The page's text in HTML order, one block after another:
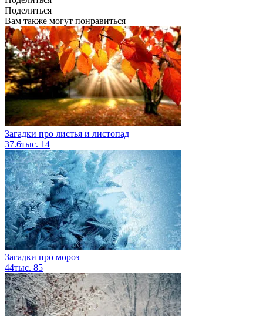
Поделиться
Вам также могут понравиться
Загадки про листья и листопад
37.6тыс. 14
Загадки про мороз
44тыс. 85